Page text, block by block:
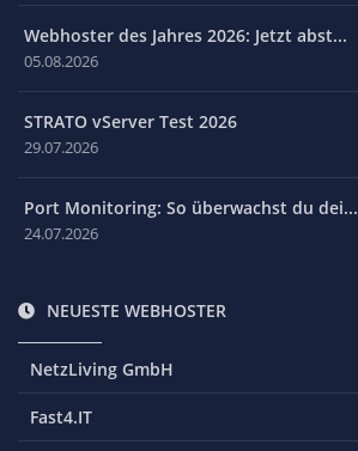
Webhoster des Jahres 2026: Jetzt abst...
05.08.2026
STRATO vServer Test 2026
29.07.2026
Port Monitoring: So überwachst du dei...
24.07.2026
NEUESTE WEBHOSTER
NetzLiving GmbH
Fast4.IT